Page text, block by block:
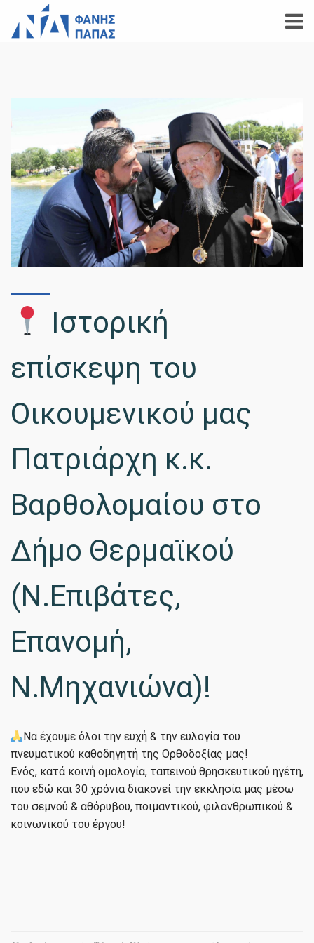
Ιστορική
επίσκεψη του
Οικουμενικού μας
Πατριάρχη κ.κ.
Βαρθολομαίου στο
Δήμο Θερμαϊκού
(Ν.Επιβάτες,
Επανομή,
Ν.Μηχανιώνα)!
Να έχουμε όλοι την ευχή & την ευλογία του
πνευματικού καθοδηγητή της Ορθοδοξίας μας!
Ενός, κατά κοινή ομολογία, ταπεινού θρησκευτικού ηγέτη,
που εδώ και 30 χρόνια διακονεί την εκκλησία μας μέσω
του σεμνού & αθόρυβου, ποιμαντικού, φιλανθρωπικού &
κοινωνικού του έργου!